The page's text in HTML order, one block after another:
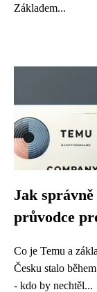
Základem...
Jak
průvodce
Co je Temu a
Česku stalo
- kdo by nechtěl...